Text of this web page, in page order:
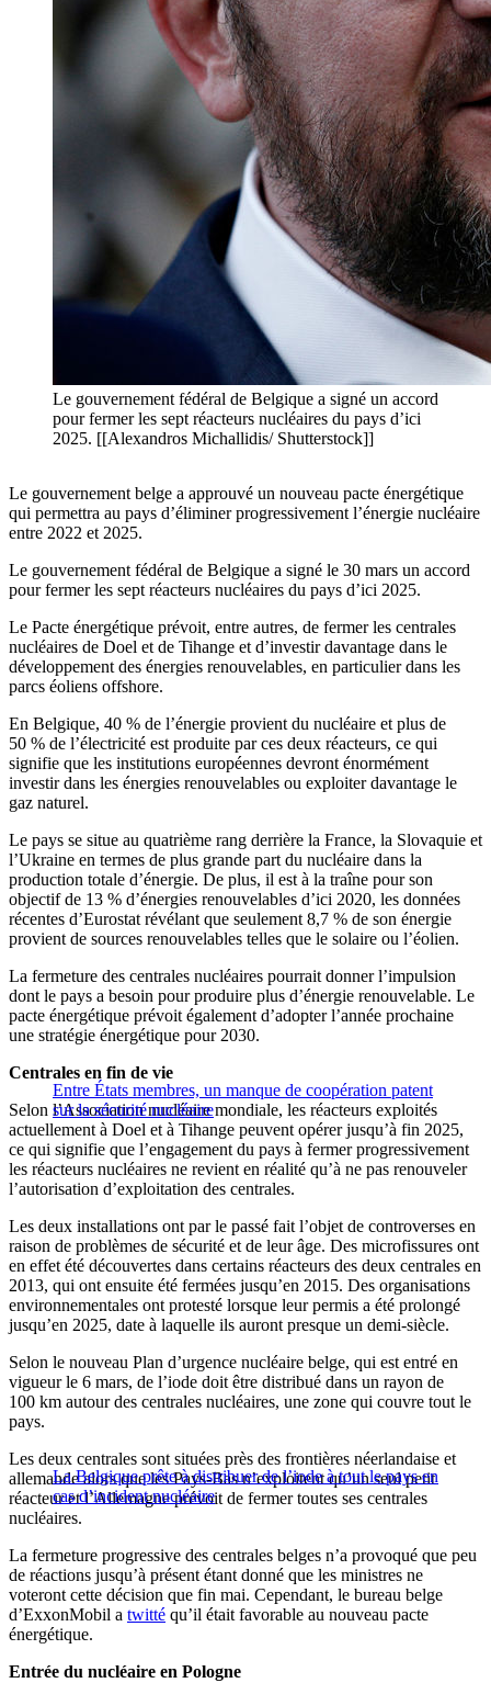
Le gouvernement fédéral de Belgique a signé un accord
pour fermer les sept réacteurs nucléaires du pays d’ici
2025. [[Alexandros Michallidis/ Shutterstock]]
Le gouvernement belge a approuvé un nouveau pacte énergétique
qui permettra au pays d’éliminer progressivement l’énergie nucléaire
entre 2022 et 2025.
Le gouvernement fédéral de Belgique a signé le 30 mars un accord
pour fermer les sept réacteurs nucléaires du pays d’ici 2025.
Le Pacte énergétique prévoit, entre autres, de fermer les centrales
nucléaires de Doel et de Tihange et d’investir davantage dans le
développement des énergies renouvelables, en particulier dans les
parcs éoliens offshore.
En Belgique, 40 % de l’énergie provient du nucléaire et plus de
50 % de l’électricité est produite par ces deux réacteurs, ce qui
signifie que les institutions européennes devront énormément
investir dans les énergies renouvelables ou exploiter davantage le
gaz naturel.
Le pays se situe au quatrième rang derrière la France, la Slovaquie et
l’Ukraine en termes de plus grande part du nucléaire dans la
production totale d’énergie. De plus, il est à la traîne pour son
objectif de 13 % d’énergies renouvelables d’ici 2020, les données
récentes d’Eurostat révélant que seulement 8,7 % de son énergie
provient de sources renouvelables telles que le solaire ou l’éolien.
La fermeture des centrales nucléaires pourrait donner l’impulsion
dont le pays a besoin pour produire plus d’énergie renouvelable. Le
pacte énergétique prévoit également d’adopter l’année prochaine
une stratégie énergétique pour 2030.
Entre États membres, un manque de coopération patent
sur la sécurité nucléaire
Centrales en fin de vie
Selon l’Association nucléaire mondiale, les réacteurs exploités
actuellement à Doel et à Tihange peuvent opérer jusqu’à fin 2025,
ce qui signifie que l’engagement du pays à fermer progressivement
les réacteurs nucléaires ne revient en réalité qu’à ne pas renouveler
l’autorisation d’exploitation des centrales.
Les deux installations ont par le passé fait l’objet de controverses en
raison de problèmes de sécurité et de leur âge. Des microfissures ont
en effet été découvertes dans certains réacteurs des deux centrales en
2013, qui ont ensuite été fermées jusqu’en 2015. Des organisations
environnementales ont protesté lorsque leur permis a été prolongé
jusqu’en 2025, date à laquelle ils auront presque un demi-siècle.
Selon le nouveau Plan d’urgence nucléaire belge, qui est entré en
vigueur le 6 mars, de l’iode doit être distribué dans un rayon de
100 km autour des centrales nucléaires, une zone qui couvre tout le
pays.
La Belgique prête à distribuer de l’iode à tout le pays en
cas d’incident nucléaire
Les deux centrales sont situées près des frontières néerlandaise et
allemande alors que les Pays-Bas n’exploitent qu’un seul petit
réacteur et l’Allemagne prévoit de fermer toutes ses centrales
nucléaires.
La fermeture progressive des centrales belges n’a provoqué que peu
de réactions jusqu’à présent étant donné que les ministres ne
voteront cette décision que fin mai. Cependant, le bureau belge
d’ExxonMobil a twitté qu’il était favorable au nouveau pacte
énergétique.
Entrée du nucléaire en Pologne